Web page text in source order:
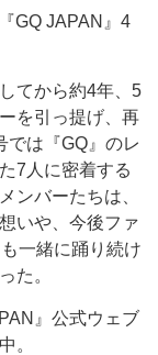
GQ JAPAN』4
てから約4年、5
を引っ提げ、再
では『GQ』のレ
7人に密着する
ンバーたちは、
いや、今後ファ
一緒に踊り続け
た。
』公式ウェブ
。